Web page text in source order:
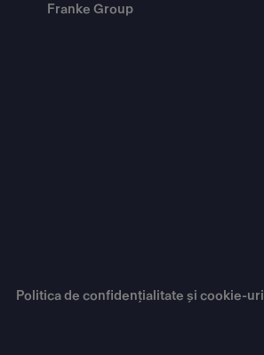
Franke Group
Politica de confidențialitate și cookie-uri